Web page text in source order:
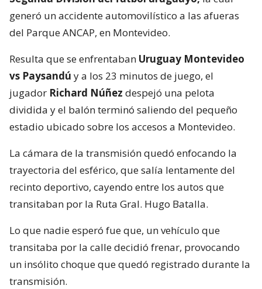
generó un accidente automovilístico a las afueras
del Parque ANCAP, en Montevideo.
Resulta que se enfrentaban Uruguay Montevideo
vs Paysandú y a los 23 minutos de juego, el
jugador Richard Núñez despejó una pelota
dividida y el balón terminó saliendo del pequeño
estadio ubicado sobre los accesos a Montevideo.
La cámara de la transmisión quedó enfocando la
trayectoria del esférico, que salía lentamente del
recinto deportivo, cayendo entre los autos que
transitaban por la Ruta Gral. Hugo Batalla.
Lo que nadie esperó fue que, un vehículo que
transitaba por la calle decidió frenar, provocando
un insólito choque que quedó registrado durante la
transmisión.